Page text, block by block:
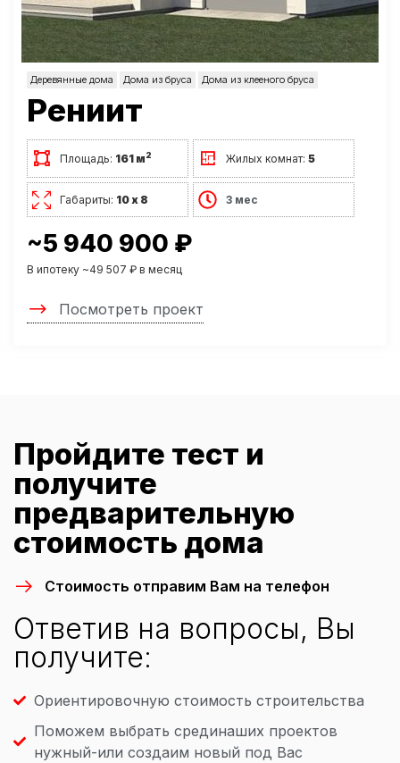
Деревянные дома Дома из бруса Дома из клееного бруса
Рениит
Площадь: 161 м2 Жилых комнат:5
Габариты: 10 х 8 3 мес
~5 940 900 ₽
В ипотеку ~49 507 ₽ в месяц
Посмотреть проект
Пройдите тест и
получите
предварительную
стоимость дома
Стоимость отправим Вам на телефон
Ответив на вопросы, Вы
получите:
Ориентировочную стоимость строительства
Поможем выбрать срединаших проектов
нужный-или создаим новый под Вас